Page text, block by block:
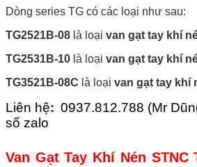
Dòng series TG có các loại như sau:
TG2521B-08 là loại van gạt tay khí
TG2531B-10 là loại van gạt tay khí
TG3521B-08C là loại van gạt tay khí
Liên hệ: 0937.812.788 (Mr
số zalo
Van Gạt Tay Khí Nén STNC